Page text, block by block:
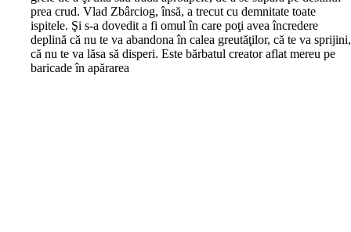
prea crud. Vlad Zbârciog, însă, a trecut cu demnitate toate
ispitele. Şi s-a dovedit a fi omul în care poţi avea încredere
deplină că nu te va abandona în calea greutăţilor, că te va sprijini,
că nu te va lăsa să disperi. Este bărbatul creator aflat mereu pe
baricade în apărarea